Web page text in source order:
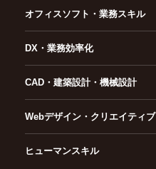
オフィスソフト・業務スキル
DX・業務効率化
CAD・建築設計・機械設計
Webデザイン・クリエイティブ
ヒューマンスキル